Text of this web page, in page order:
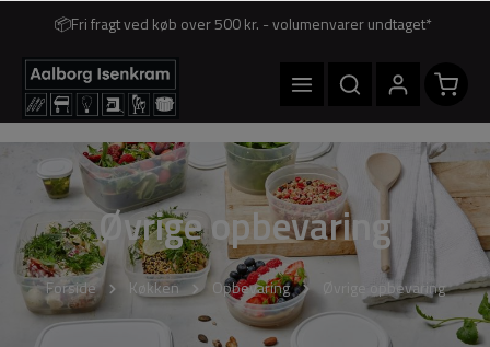
📦Fri fragt ved køb over 500 kr. - volumenvarer undtaget*
Øvrige opbevaring
Forside Køkken Opbevaring Øvrige opbevaring